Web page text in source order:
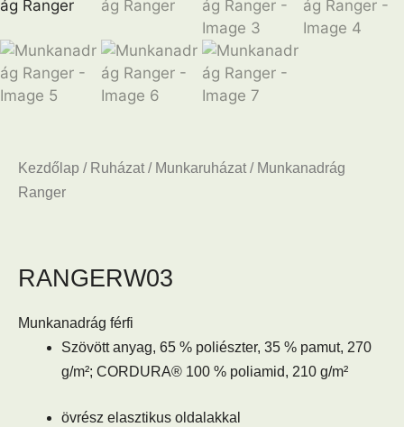
Kezdőlap / Ruházat/ Munkaruházat/ Munkanadrág
Ranger
RANGERW03
Munkanadrág férfi
Szövött anyag, 65 % poliészter, 35 % pamut, 270
g/m²; CORDURA® 100 % poliamid, 210 g/m²
övrész elasztikus oldalakkal